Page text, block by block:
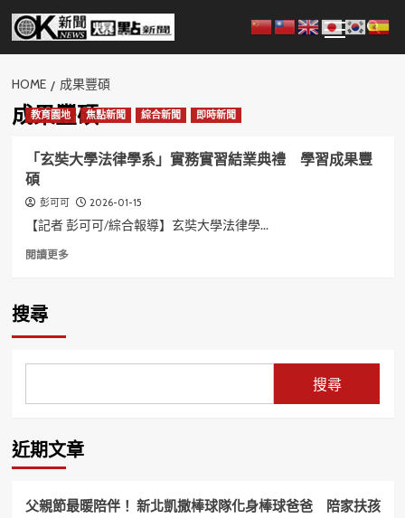
Skip
content
Menu
HOME 成果豐碩
成果豐碩
教育園地 焦點新聞 綜合新聞 即時新聞
「玄奘大學法律學系」實務實習結業典禮 學習成果豐
碩
彭可可 2026-01-15
【記者 彭可可/綜合報導】玄奘大學法律學...
閱讀更多Read
學
實
務
結
搜尋
搜尋
近期文章
父親節最暖陪伴！ 新北凱撒棒球隊化身棒球爸爸 陪家扶孩